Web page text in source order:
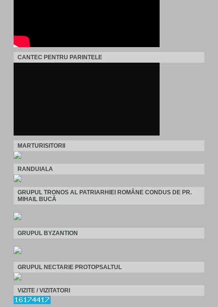
CANTEC PENTRU PARINTELE
MARTURISITORII
RANDUIALA
GRUPUL TRONOS AL PATRIARHIEI ROMÂNE CONDUS DE PR.
MIHAIL BUCĂ
GRUPUL BYZANTION
GRUPUL NECTARIE PROTOPSALTUL
VIZITE / VIZITATORI